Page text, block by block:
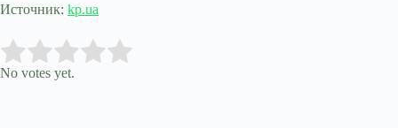
Источник: kp.ua
Rate this item:
No votes yet.